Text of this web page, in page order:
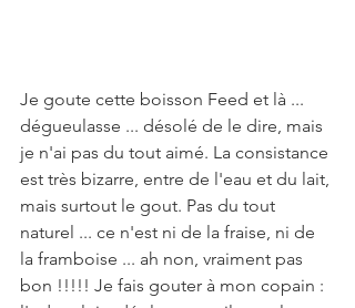
Je goute cette boisson Feed et là ...
dégueulasse ... désolé de le dire, mais
je n'ai pas du tout aimé. La consistance
est très bizarre, entre de l'eau et du lait,
mais surtout le gout. Pas du tout
naturel ... ce n'est ni de la fraise, ni de
la framboise ... ah non, vraiment pas
bon !!!!! Je fais gouter à mon copain :